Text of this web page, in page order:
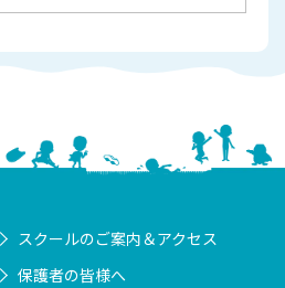
スクールのご案内＆アクセス
保護者の皆様へ